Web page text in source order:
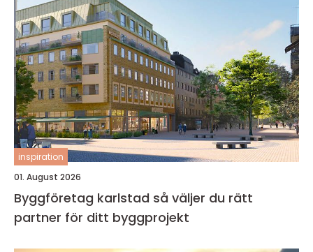
inspiration
01. August 2026
Byggföretag karlstad så väljer du rätt
partner för ditt byggprojekt